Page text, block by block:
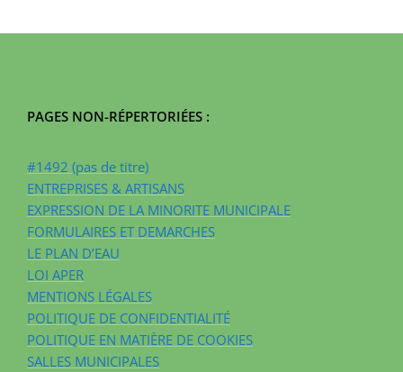
PAGES NON-RÉPERTORIÉES :
#1492 (pas de titre)
ENTREPRISES & ARTISANS
EXPRESSION DE LA MINORITE MUNICIPALE
FORMULAIRES ET DEMARCHES
LE PLAN D’EAU
LOI APER
MENTIONS LÉGALES
POLITIQUE DE CONFIDENTIALITÉ
POLITIQUE EN MATIÈRE DE COOKIES
SALLES MUNICIPALES